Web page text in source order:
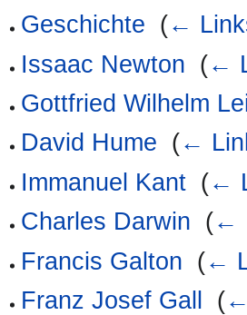
Geschichte (←
Issaac Newton (←
Gottfried Wilhelm
David Hume (←
Immanuel Kant (←
Charles Darwin (←
Francis Galton (←
Franz Josef Gall
(